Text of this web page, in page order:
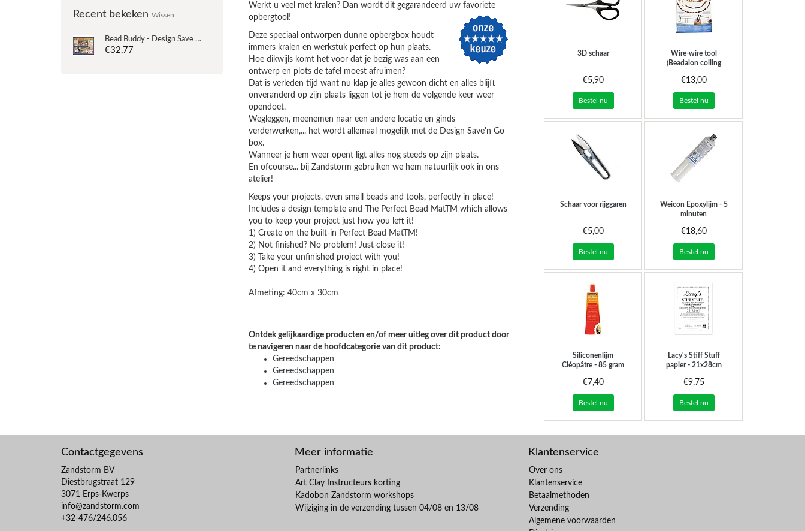
Recent bekeken Wissen
Bead Buddy - Design Save 'n Go
€32,77
Werkt u veel met kralen? Dan wordt dit gegarandeerd uw favoriete
opbergtool!
Deze speciaal ontworpen dunne opbergbox houdt
immers kralen en werkstuk perfect op hun plaats.
Hoe dikwijls komt het voor dat je bezig was aan een
ontwerp en plots de tafel moest afruimen?
Dat is verleden tijd want nu klap je alles gewoon dicht en alles blijft
onveranderd op zijn plaats liggen tot je hem de volgende keer weer
opendoet.
Wegleggen, meenemen naar een andere locatie en ginds
verderwerken,... het wordt allemaal mogelijk met de Design Save'n Go
box.
Wanneer je hem weer opent ligt alles nog steeds op zijn plaats.
En ofcourse... bij Zandstorm gebruiken we hem natuurlijk ook in ons
atelier!
Keeps your projects, even small beads and tools, perfectly in place!
Includes a design template and The Perfect Bead MatTM which allows
you to keep your project just how you left it!
1) Create on the built-in Perfect Bead MatTM!
2) Not finished? No problem! Just close it!
3) Take your unfinished project with you!
4) Open it and everything is right in place!
Afmeting: 40cm x 30cm
Ontdek gelijkaardige producten en/of meer uitleg over dit product door
te navigeren naar de hoofdcategorie van dit product:
Gereedschappen
Gereedschappen
Gereedschappen
3D schaar
€5,90
Bestel nu
Wire-wire tool
(Beadalon coiling
€13,00
Bestel nu
Schaar voor rijggaren
€5,00
Bestel nu
Weicon Epoxylijm - 5
minuten
€18,60
Bestel nu
Siliconenlijm
Cléopâtre - 85 gram
€7,40
Bestel nu
Lacy's Stiff Stuff
papier - 21x28cm
€9,75
Bestel nu
Contactgegevens
Zandstorm BV
Diestbrugstraat 129
3071 Erps-Kwerps
info@zandstorm.com
+32-476/246.056
Meer informatie
Partnerlinks
Art Clay Instructeurs korting
Kadobon Zandstorm workshops
Wijziging in de verzending tussen 04/08 en 13/08
Klantenservice
Over ons
Klantenservice
Betaalmethoden
Verzending
Algemene voorwaarden